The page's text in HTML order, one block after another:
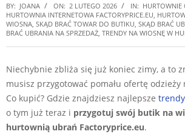
BY: JOANA ON: 2 LUTEGO 2026 IN: HURTOWNIE
HURTOWNIA INTERNETOWA FACTORYPRICE.EU
WIOSNA SKĄD BRAĆ TOWAR DO BUTIKU SKĄD BRAĆ
BRAĆ UBRANIA NA SPRZEDAŻ TRENDY NA WIOSNĘ W
Niechybnie zbliża się już koniec zimy, a to
musisz przygotować pomału ofertę odzieży
Co kupić? Gdzie znajdziesz najlepsze trendy
o tym już teraz i przygotuj swój butik na
hurtownią ubrań Factoryprice.eu.